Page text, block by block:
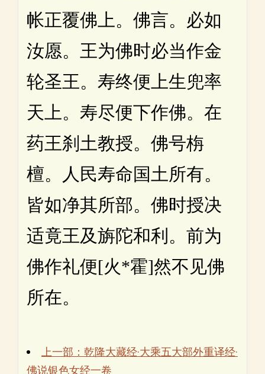
帐正覆佛上。佛言。必如
汝愿。王为佛时必当作金
轮圣王。寿终便上生兜率
天上。寿尽便下作佛。在
药王刹土教授。佛号栴
檀。人民寿命国土所有。
皆如净其所部。佛时授决
适竟王及旃陀和利。前为
佛作礼便[火*霍]然不见佛
所在。
上一部：乾隆大藏经·大乘五大部外重译经·
佛说银色女经一卷